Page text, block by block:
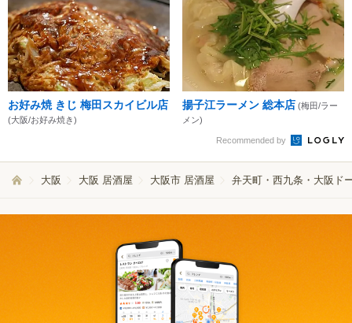
お好み焼 きじ 梅田スカイビル店
(大阪/お好み焼き)
揚子江ラーメン 総本店 (梅田/ラー
メン)
Recommended by
大阪 大阪 居酒屋 大阪市 居酒屋 弁天町・西九条・大阪ド